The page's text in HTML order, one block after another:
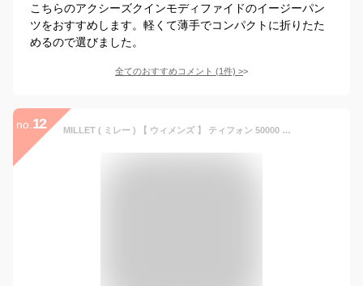
こちらのアクシーズクインモディファイドのイージーパン
ツをおすすめします。軽くて薄手でコンパクトに折りたた
めるので選びました。
全てのおすすめコメント (1件) >
no. 12 MILLET ( ミレー ) 【 ウィメンズ 】 ティフォン 50000 ストレッチ トレック パンツ